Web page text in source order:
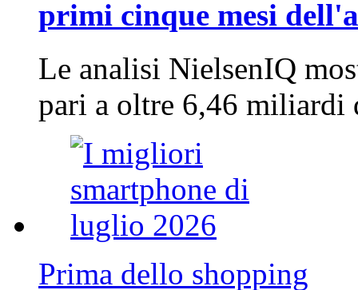
primi cinque mesi
Le analisi NielsenIQ
pari a oltre 6,46
Prima dello shopping